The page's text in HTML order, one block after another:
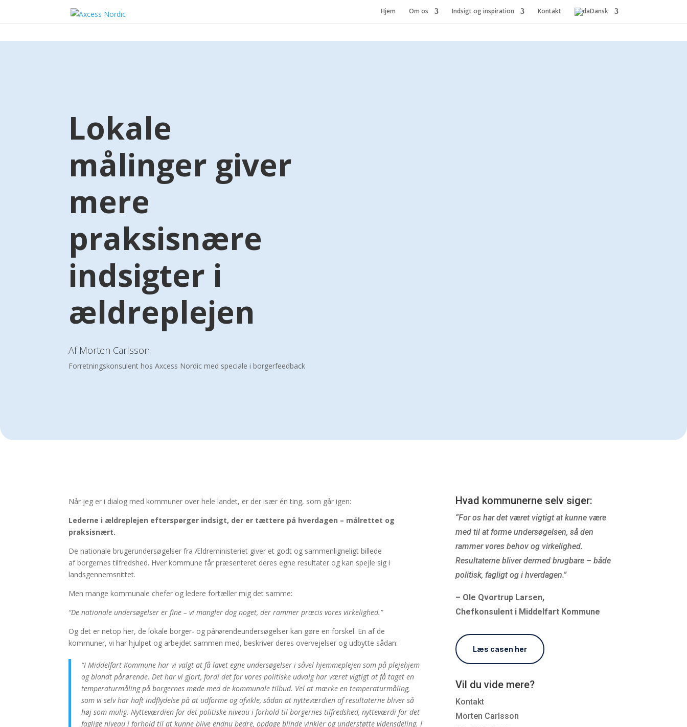
Hjem Om os Indsigt og inspiration Kontakt Dansk
Lokale
målinger giver
mere
praksisnære
indsigter i
ældreplejen
Af Morten Carlsson
Forretningskonsulent hos Axcess Nordic med speciale i borgerfeedback
Når jeg er i dialog med kommuner over hele landet, er der især én ting, som går igen:
Lederne i ældreplejen efterspørger indsigt, der er tættere på hverdagen – målrettet og
praksisnært.
De nationale brugerundersøgelser fra Ældreministeriet giver et godt og sammenligneligt billede
af borgernes tilfredshed. Hver kommune får præsenteret deres egne resultater og kan spejle sig i
landsgennemsnittet.
Men mange kommunale chefer og ledere fortæller mig det samme:
“De nationale undersøgelser er fine – vi mangler dog noget, der rammer præcis vores virkelighed.”
Og det er netop her, de lokale borger- og pårørendeundersøgelser kan gøre en forskel. En af de
kommuner, vi har hjulpet og arbejdet sammen med, beskriver deres overvejelser og udbytte sådan:
“I Middelfart Kommune har vi valgt at få lavet egne undersøgelser i såvel hjemmeplejen som på plejehjem
og blandt pårørende. Det har vi gjort, fordi det for vores politiske udvalg har været vigtigt at få taget en
temperaturmåling på borgernes møde med de kommunale tilbud. Vel at mærke en temperaturmåling,
som vi selv har haft indflydelse på at udforme og afvikle, sådan at nytteværdien af resultaterne bliver så
høj som mulig. Nytteværdien for det politiske niveau i forhold til borgernes tilfredshed, nytteværdi for det
faglige niveau i forhold til at kunne blive endnu bedre, opdage blinde vinkler og understøtte vidensdeling. I
Hvad kommunerne selv siger:
“For os har det været vigtigt at kunne være
med til at forme undersøgelsen, så den
rammer vores behov og virkelighed.
Resultaterne bliver dermed brugbare – både
politisk, fagligt og i hverdagen.”
– Ole Qvortrup Larsen,
ChefkonsulentiMiddelfart Kommune
Læs casen her
Vil du vide mere?
Kontakt
Morten Carlsson